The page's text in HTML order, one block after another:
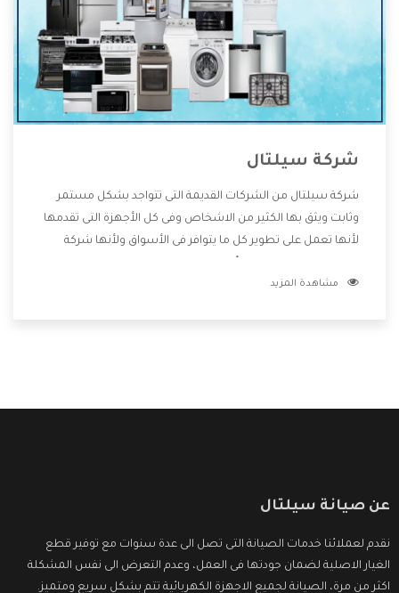
شركة سيلتال
شركة سيلتال من الشركات القديمة التى تتواجد بشكل مستمر
وثابت ويثق بها الكثير من الاشخاص وفى كل الأجهزة التى تقدمها
لأنها تعمل على تطوير كل ما يتوافر فى الأسواق ولأنها شركة
وتقدم للعملاء أقوى العروض والخصومات التى تسهل على
مشاهدة المزيد
عن صيانة سيلتال
نقدم لعملائنا خدمات الصيانة التى تصل الى عدة سنوات مع توفير قطع
الغيار الاصلية لضمان جودتها فى العمل، وعدم التعرض الى نفس المشكلة
اكثر من مرة، الصيانة لجميع الاجهزة الكهربائية تتم بشكل سريع ومتميز.